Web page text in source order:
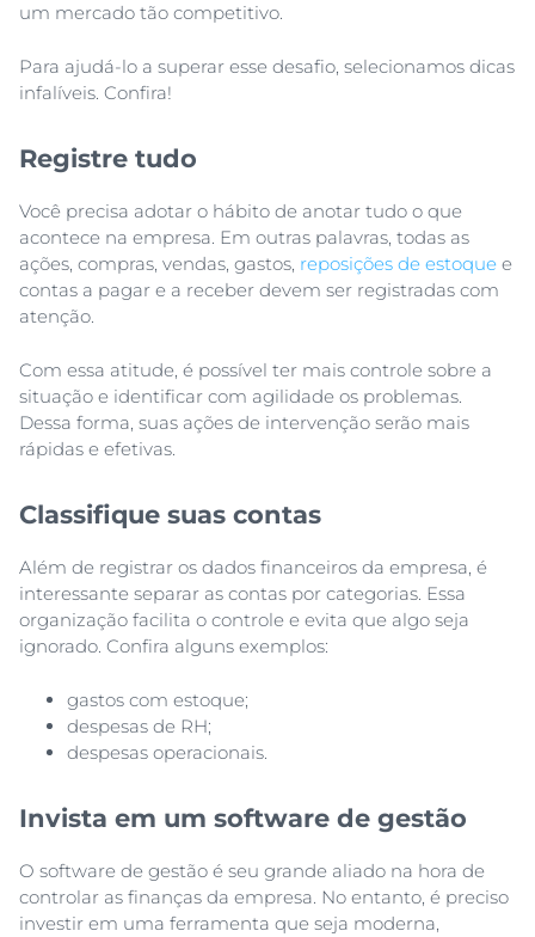
um mercado tão competitivo.
Para ajudá-lo a superar esse desafio, selecionamos dicas
infalíveis. Confira!
Registre tudo
Você precisa adotar o hábito de anotar tudo o que
acontece na empresa. Em outras palavras, todas as
ações, compras, vendas, gastos, reposições de estoque e
contas a pagar e a receber devem ser registradas com
atenção.
Com essa atitude, é possível ter mais controle sobre a
situação e identificar com agilidade os problemas.
Dessa forma, suas ações de intervenção serão mais
rápidas e efetivas.
Classifique suas contas
Além de registrar os dados financeiros da empresa, é
interessante separar as contas por categorias. Essa
organização facilita o controle e evita que algo seja
ignorado. Confira alguns exemplos:
gastos com estoque;
despesas de RH;
despesas operacionais.
Invista em um software de gestão
O software de gestão é seu grande aliado na hora de
controlar as finanças da empresa. No entanto, é preciso
investir em uma ferramenta que seja moderna,